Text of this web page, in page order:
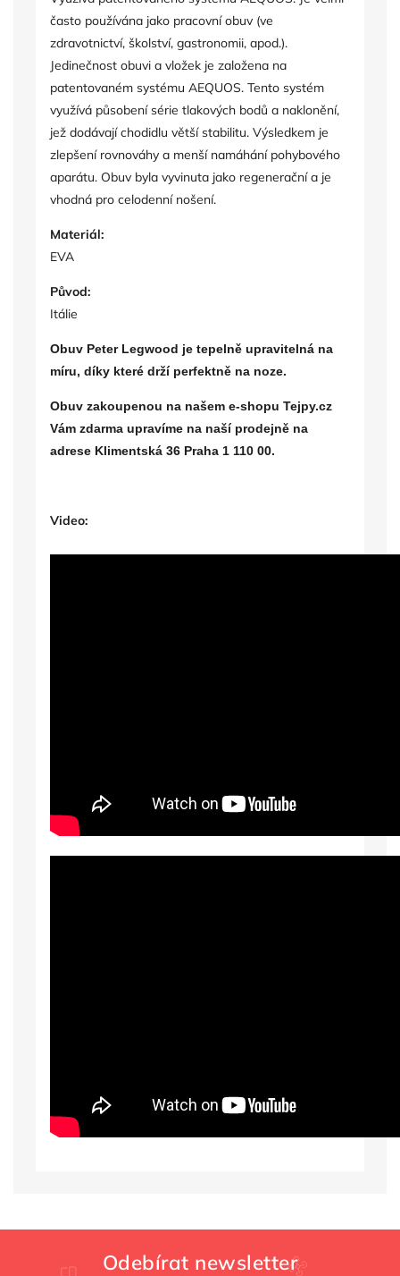
často používána jako pracovní obuv (ve
zdravotnictví, školství, gastronomii, apod.).
Jedinečnost obuvi a vložek je založena na
patentovaném systému AEQUOS. Tento systém
využívá působení série tlakových bodů a naklonění,
jež dodávají chodidlu větší stabilitu. Výsledkem je
zlepšení rovnováhy a menší namáhání pohybového
aparátu. Obuv byla vyvinuta jako regenerační a je
vhodná pro celodenní nošení.
Materiál:
EVA
Původ:
Itálie
Obuv Peter Legwood je tepelně upravitelná na
míru, díky které drží perfektně na noze.
Obuv zakoupenou na našem e-shopu Tejpy.cz
Vám zdarma upravíme na naší prodejně na
adrese Klimentská 36 Praha 1 110 00.
Video:
Odebírat newsletter